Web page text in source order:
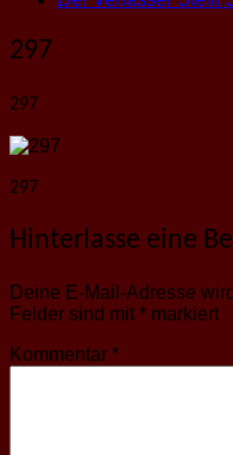
297
297
297
Hinterlasse eine
Deine E-Mail-Adresse
Felder sind mit * markiert
Kommentar *